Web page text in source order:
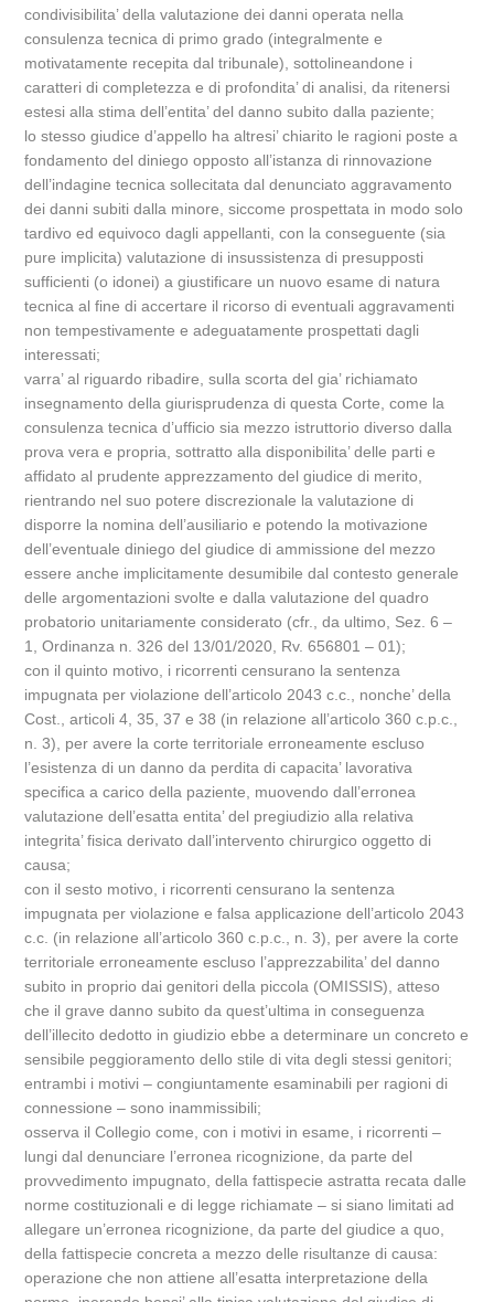
condivisibilita’ della valutazione dei danni operata nella
consulenza tecnica di primo grado (integralmente e
motivatamente recepita dal tribunale), sottolineandone i
caratteri di completezza e di profondita’ di analisi, da ritenersi
estesi alla stima dell’entita’ del danno subito dalla paziente;
lo stesso giudice d’appello ha altresi’ chiarito le ragioni poste a
fondamento del diniego opposto all’istanza di rinnovazione
dell’indagine tecnica sollecitata dal denunciato aggravamento
dei danni subiti dalla minore, siccome prospettata in modo solo
tardivo ed equivoco dagli appellanti, con la conseguente (sia
pure implicita) valutazione di insussistenza di presupposti
sufficienti (o idonei) a giustificare un nuovo esame di natura
tecnica al fine di accertare il ricorso di eventuali aggravamenti
non tempestivamente e adeguatamente prospettati dagli
interessati;
varra’ al riguardo ribadire, sulla scorta del gia’ richiamato
insegnamento della giurisprudenza di questa Corte, come la
consulenza tecnica d’ufficio sia mezzo istruttorio diverso dalla
prova vera e propria, sottratto alla disponibilita’ delle parti e
affidato al prudente apprezzamento del giudice di merito,
rientrando nel suo potere discrezionale la valutazione di
disporre la nomina dell’ausiliario e potendo la motivazione
dell’eventuale diniego del giudice di ammissione del mezzo
essere anche implicitamente desumibile dal contesto generale
delle argomentazioni svolte e dalla valutazione del quadro
probatorio unitariamente considerato (cfr., da ultimo, Sez. 6 –
1, Ordinanza n. 326 del 13/01/2020, Rv. 656801 – 01);
con il quinto motivo, i ricorrenti censurano la sentenza
impugnata per violazione dell’articolo 2043 c.c., nonche’ della
Cost., articoli 4, 35, 37 e 38 (in relazione all’articolo 360 c.p.c.,
n. 3), per avere la corte territoriale erroneamente escluso
l’esistenza di un danno da perdita di capacita’ lavorativa
specifica a carico della paziente, muovendo dall’erronea
valutazione dell’esatta entita’ del pregiudizio alla relativa
integrita’ fisica derivato dall’intervento chirurgico oggetto di
causa;
con il sesto motivo, i ricorrenti censurano la sentenza
impugnata per violazione e falsa applicazione dell’articolo 2043
c.c. (in relazione all’articolo 360 c.p.c., n. 3), per avere la corte
territoriale erroneamente escluso l’apprezzabilita’ del danno
subito in proprio dai genitori della piccola (OMISSIS), atteso
che il grave danno subito da quest’ultima in conseguenza
dell’illecito dedotto in giudizio ebbe a determinare un concreto e
sensibile peggioramento dello stile di vita degli stessi genitori;
entrambi i motivi – congiuntamente esaminabili per ragioni di
connessione – sono inammissibili;
osserva il Collegio come, con i motivi in esame, i ricorrenti –
lungi dal denunciare l’erronea ricognizione, da parte del
provvedimento impugnato, della fattispecie astratta recata dalle
norme costituzionali e di legge richiamate – si siano limitati ad
allegare un’erronea ricognizione, da parte del giudice a quo,
della fattispecie concreta a mezzo delle risultanze di causa:
operazione che non attiene all’esatta interpretazione della